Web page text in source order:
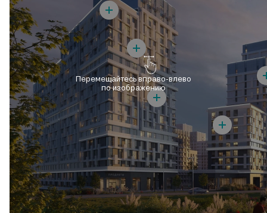
Перемещайтесь вправо-влево
по изображению